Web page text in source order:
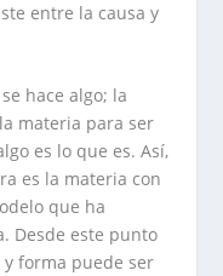
entre la causa y
hace algo; la
materia para ser
es lo que es. Así,
es la materia con
que ha
Desde este punto
forma puede ser